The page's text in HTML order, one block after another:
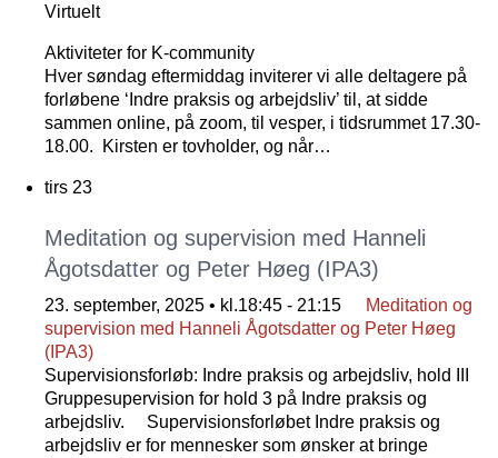
Virtuelt
Aktiviteter for K-community
Hver søndag eftermiddag inviterer vi alle deltagere på
forløbene ‘Indre praksis og arbejdsliv’ til, at sidde
sammen online, på zoom, til vesper, i tidsrummet 17.30-
18.00. Kirsten er tovholder, og når…
tirs 23
Meditation og supervision med Hanneli
Ågotsdatter og Peter Høeg (IPA3)
23. september, 2025 • kl.18:45 - 21:15
Meditation og
supervision med Hanneli Ågotsdatter og Peter Høeg
(IPA3)
Supervisionsforløb: Indre praksis og arbejdsliv, hold III
Gruppesupervision for hold 3 på Indre praksis og
arbejdsliv. Supervisionsforløbet Indre praksis og
arbejdsliv er for mennesker som ønsker at bringe